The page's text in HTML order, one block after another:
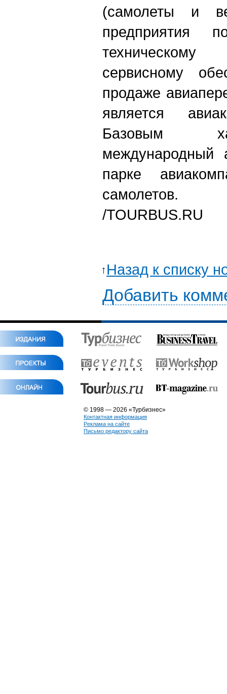
(самолеты и
сервисному
продаже
является
Базовым
международный
парке
самолетов.
/TOURBUS.RU
Назад к списку
Добавить
© 1998 — 2026 «Турбизнес»
Контактная информация
Реклама на сайте
Письмо редактору сайта